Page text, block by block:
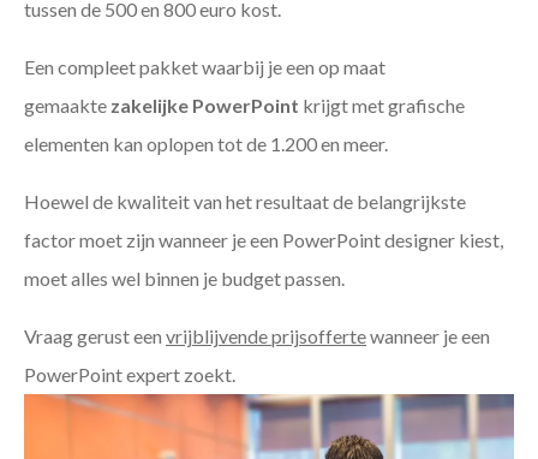
tussen de 500 en 800 euro kost.
Een compleet pakket waarbij je een op maat
gemaakte zakelijke PowerPoint krijgt met grafische
elementen kan oplopen tot de 1.200 en meer.
Hoewel de kwaliteit van het resultaat de belangrijkste
factor moet zijn wanneer je een PowerPoint designer kiest,
moet alles wel binnen je budget passen.
Vraag gerust een vrijblijvende prijsoffertewanneer je een
PowerPoint expert zoekt.